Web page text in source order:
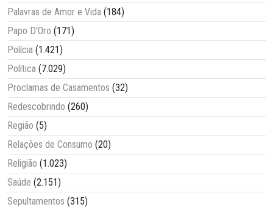
Palavras de Amor e Vida (184)
Papo D'Oro (171)
Polícia (1.421)
Política (7.029)
Proclamas de Casamentos (32)
Redescobrindo (260)
Região (5)
Relações de Consumo (20)
Religião (1.023)
Saúde (2.151)
Sepultamentos (315)